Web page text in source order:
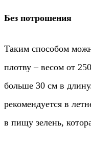
Без потрошения
Таким способом
плотву – весом от
больше 30 см в
рекомендуется в
в пищу зелень,